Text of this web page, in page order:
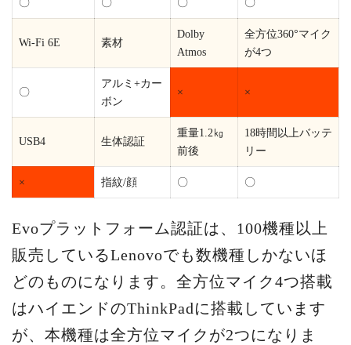
〇 〇 〇 〇
Wi-Fi 6E 素材
Dolby
Atmos
全方位360°マイク
が4つ
〇
アルミ+カー
ボン
× ×
USB4 生体認証
重量1.2㎏
前後
18時間以上バッテ
リー
× 指紋/顔 〇 〇
Evoプラットフォーム認証は、100機種以上
販売しているLenovoでも数機種しかないほ
どのものになります。全方位マイク4つ搭載
はハイエンドのThinkPadに搭載しています
が、本機種は全方位マイクが2つになりま